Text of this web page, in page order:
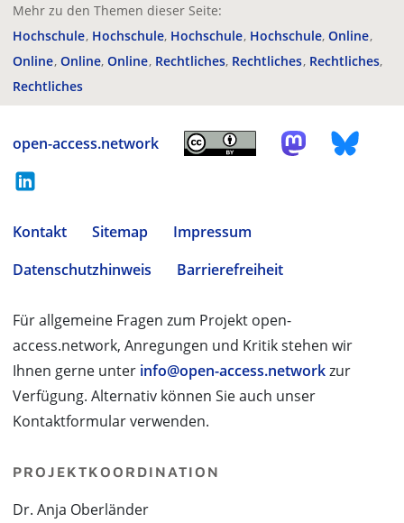
Mehr zu den Themen dieser Seite:
Hochschule Hochschule Hochschule Hochschule Online
Online Online Online Rechtliches Rechtliches Rechtliches
Rechtliches
open-access.network
Kontakt Sitemap
Impressum
Datenschutzhinweis
Barrierefreiheit
Für allgemeine Fragen zum Projekt open-
access.network, Anregungen und Kritik stehen wir
Ihnen gerne unter info@open-access.networkzur
Verfügung. Alternativ können Sie auch unser
Kontaktformular verwenden.
PROJEKTKOORDINATION
Dr. Anja Oberländer